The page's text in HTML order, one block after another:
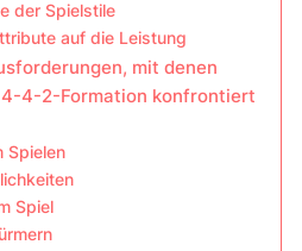
der Spielstile
auf die Leistung
mit denen
4-2-Formation konfrontiert
Spielen
Spiel